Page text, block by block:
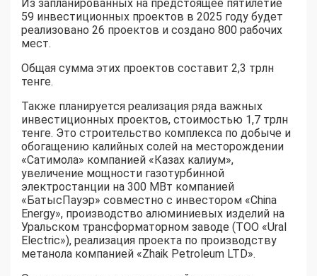
Из запланированных на предстоящее пятилетие
59 инвестиционных проектов в 2025 году будет
реализовано 26 проектов и создано 800 рабочих
мест.
Общая сумма этих проектов составит 2,3 трлн
тенге.
Также планируется реализация ряда важных
инвестиционных проектов, стоимостью 1,7 трлн
тенге. Это строительство комплекса по добыче и
обогащению калийных солей на месторождении
«Сатимола» компанией «Казах калиум»,
увеличение мощности газотурбинной
электростанции на 300 МВт компанией
«БатысПауэр» совместно с инвестором «China
Energy», производство алюминиевых изделий на
Уральском трансформаторном заводе (ТОО «Ural
Electric»), реализация проекта по производству
метанола компанией «Zhaik Petroleum LTD».